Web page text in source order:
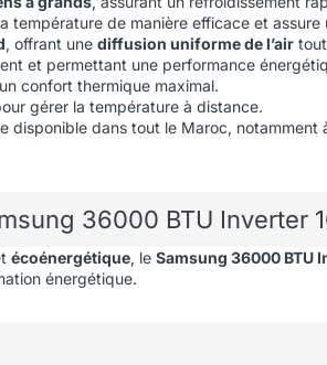
température de manière efficace et
, offrant une diffusion uniforme de l’air
et permettant une performance
confort thermique maximal.
gérer la température à distance.
disponible dans tout le Maroc, notamment
36000 BTU Inverter
écoénergétique, le Samsung 36000 BTU
énergétique.